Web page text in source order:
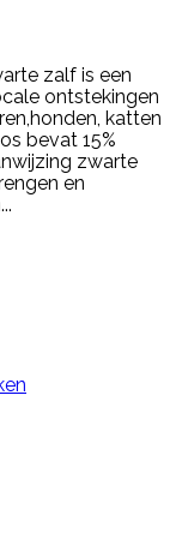
zalf is een
ontstekingen
katten
bevat 15%
zwarte
en